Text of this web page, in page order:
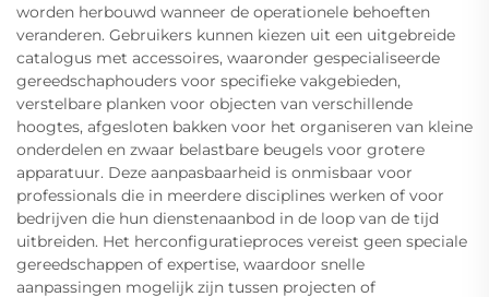
worden herbouwd wanneer de operationele behoeften
veranderen. Gebruikers kunnen kiezen uit een uitgebreide
catalogus met accessoires, waaronder gespecialiseerde
gereedschaphouders voor specifieke vakgebieden,
verstelbare planken voor objecten van verschillende
hoogtes, afgesloten bakken voor het organiseren van kleine
onderdelen en zwaar belastbare beugels voor grotere
apparatuur. Deze aanpasbaarheid is onmisbaar voor
professionals die in meerdere disciplines werken of voor
bedrijven die hun dienstenaanbod in de loop van de tijd
uitbreiden. Het herconfiguratieproces vereist geen speciale
gereedschappen of expertise, waardoor snelle
aanpassingen mogelijk zijn tussen projecten of